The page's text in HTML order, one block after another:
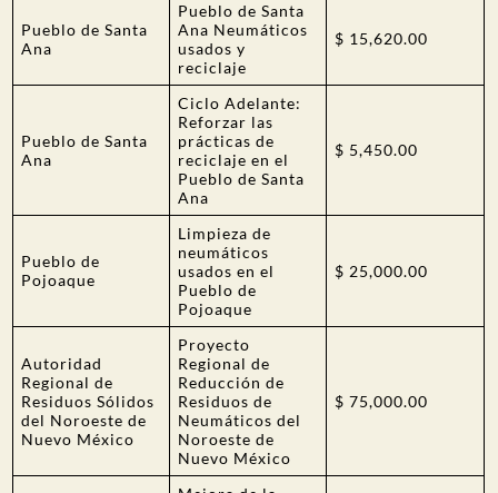
Pueblo de Santa
Ana
Pueblo de Santa
Ana Neumáticos
usados y
reciclaje
$ 15,620.00
Pueblo de Santa
Ana
Ciclo Adelante:
Reforzar las
prácticas de
reciclaje en el
Pueblo de Santa
Ana
$ 5,450.00
Pueblo de
Pojoaque
Limpieza de
neumáticos
usados en el
Pueblo de
Pojoaque
$ 25,000.00
Autoridad
Regional de
Residuos Sólidos
del Noroeste de
Nuevo México
Proyecto
Regional de
Reducción de
Residuos de
Neumáticos del
Noroeste de
Nuevo México
$ 75,000.00